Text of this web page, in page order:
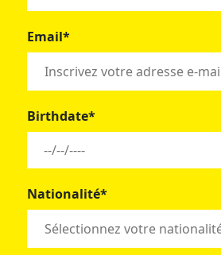
Email*
Birthdate*
Nationalité*